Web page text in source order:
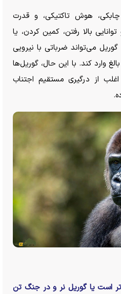
چابکی، هوش تاکتیکی، و قدرت
بالا رفتن، کمین کردن، یا
می‌تواند ضرباتی با نیرویی
بالغ وارد کند. با این حال، گوریل‌ها
از درگیری مستقیم اجتناب
است یا گوریل نر و در جنگ تن